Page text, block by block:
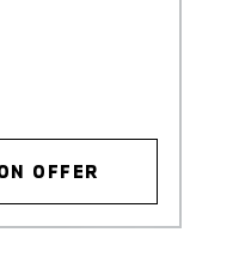
OFFER